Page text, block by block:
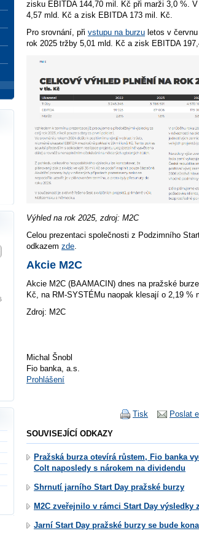
zisku EBITDA 144,70 mil. Kč při marži 3,0 %.
4,57 mld. Kč a zisk EBITDA 173 mil. Kč.
Pro srovnání, při vstupu na burzu letos v
rok 2025 tržby 5,01 mld. Kč a zisk EBITDA
Výhled na rok 2025, zdroj: M2C
Celou prezentaci společnosti z Podzimního
odkazem zde
Akcie M2C
Akcie M2C (BAAMACIN) dnes na pražské
Kč, na RM-SYSTÉMu naopak klesají o 2,19 %
Zdroj: M2C
Michal Šnobl
Fio banka, a.s.
Prohlášení
Poslat
Tisk
SOUVISEJÍCÍ ODKAZY
Pražská burza otevírá růstem, Fio banka
Colt naposledy s nárokem na dividendu
Shrnutí jarního Start Day pražské burzy
M2C zveřejnilo v rámci Start Day výsledky
Jarní Start Day pražské burzy se bude